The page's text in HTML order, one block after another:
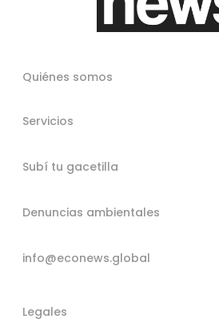
Quiénes somos
Servicios
Subí tu gacetilla
Denuncias ambientales
info@econews.global
Legales